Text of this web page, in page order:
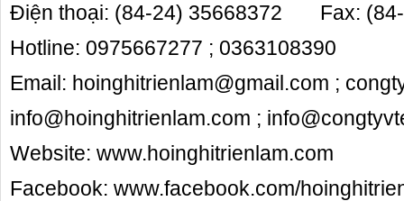
Điện thoại: (84-24) 35668372 Fax: (84-
Hotline: 0975667277 ; 0363108390
Email: hoinghitrienlam@gmail.com ;
info@hoinghitrienlam.com ;
Website: www.hoinghitrienlam.com
Facebook: www.facebook.com/